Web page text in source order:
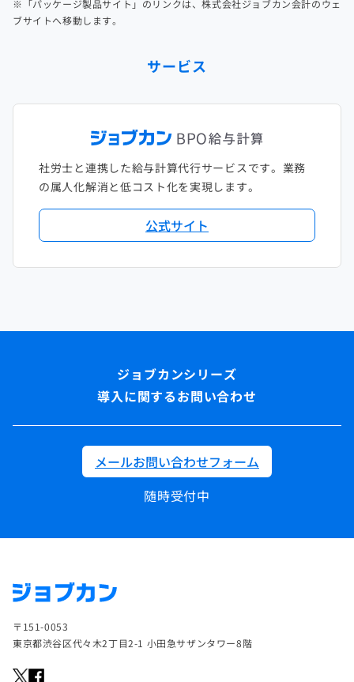
※「パッケージ製品サイト」のリンクは、株式会社ジョブカン会計のウェ
ブサイトへ移動します。
サービス
社労士と連携した給与計算代行サービスです。業務
の属人化解消と低コスト化を実現します。
公式サイト
導入に関するお問い合わせ
メールお問い合わせフォーム
随時受付中
〒151-0053
東京都渋谷区代々木2丁目2-1 小田急サザンタワー8階